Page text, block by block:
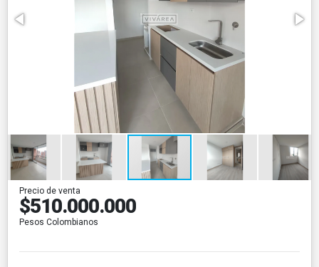
Precio de venta
$510.000.000
Pesos Colombianos